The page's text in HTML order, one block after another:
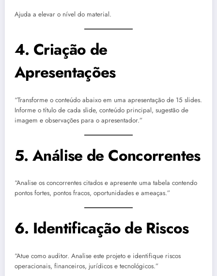
Ajuda a elevar o nível do material.
4. Criação de
Apresentações
“Transforme o conteúdo abaixo em uma apresentação de 15 slides.
Informe o título de cada slide, conteúdo principal, sugestão de
imagem e observações para o apresentador.”
5. Análise de Concorrentes
“Analise os concorrentes citados e apresente uma tabela contendo
pontos fortes, pontos fracos, oportunidades e ameaças.”
6. Identificação de Riscos
“Atue como auditor. Analise este projeto e identifique riscos
operacionais, financeiros, jurídicos e tecnológicos.”